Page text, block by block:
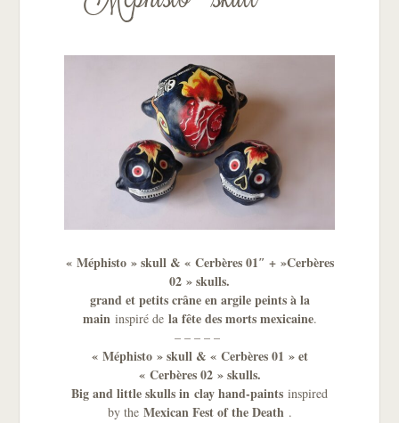
« Méphisto » skull & « Cerbères 01″ + »Cerbères
02 »skulls.
grand et petits crâne en argile peints à la
main inspiré de la fête des morts mexicaine.
– – – – –
« Méphisto » skull & « Cerbères 01 » et
« Cerbères 02 » skulls.
Big and little skulls in clay hand-paints inspired
by the Mexican Fest of the Death.